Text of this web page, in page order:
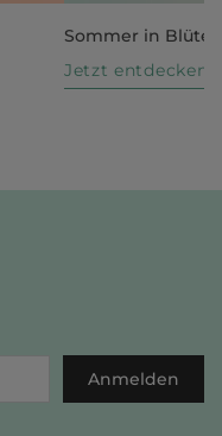
Sommer in Blüte
Jetzt entdecken
Anmelden